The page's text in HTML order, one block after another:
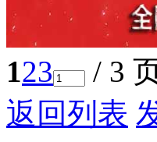
123 / 3
返回列表